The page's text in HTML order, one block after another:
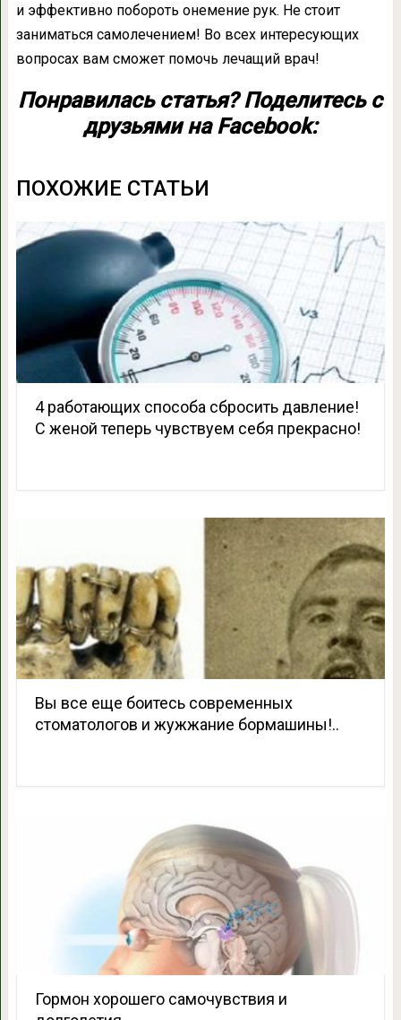
и эффективно побороть онемение рук. Не стоит
заниматься самолечением! Во всех интересующих
вопросах вам сможет помочь лечащий врач!
Понравилась статья? Поделитесь с
друзьями на Facebook:
ПОХОЖИЕ СТАТЬИ
4 работающих способа сбросить давление!
С женой теперь чувствуем себя прекрасно!
Вы все еще боитесь современных
стоматологов и жужжание бормашины!..
Гормон хорошего самочувствия и